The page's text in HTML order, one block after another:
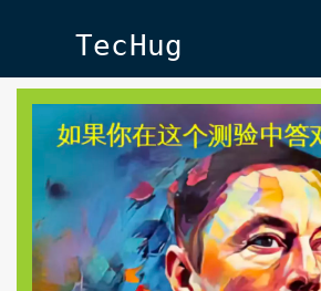
TecHug